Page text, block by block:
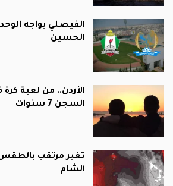
الفيصلي يواجه
الحسين
الأردن.. من لعبة
السجن 7 سنوات
تغير مرتقب بالطقس
الشام